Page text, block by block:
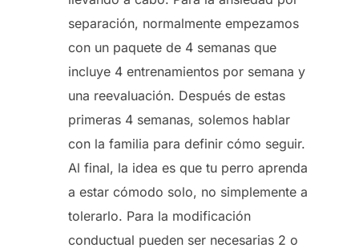
separación, normalmente empezamos
con un paquete de 4 semanas que
incluye 4 entrenamientos por semana y
una reevaluación. Después de estas
primeras 4 semanas, solemos hablar
con la familia para definir cómo seguir.
Al final, la idea es que tu perro aprenda
a estar cómodo solo, no simplemente a
tolerarlo. Para la modificación
conductual pueden ser necesarias 2 o